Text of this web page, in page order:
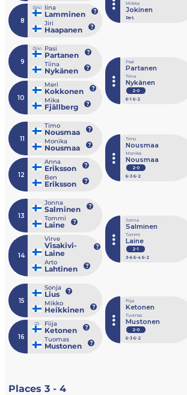
8
(3/4) Iina
Lamminen
Jiri
Haapanen
9
(3/4) Pasi
Partanen
Tiina
Nykänen
10
Meri
Kokkonen
Mika
Fjällberg
11
Timo
Nousmaa
Monika
Nousmaa
12
Anna
Eriksson
Ben
Eriksson
13
Jonna
Salminen
Tommi
Laine
14
Virve
Visakivi-
Laine
Arto
Lahtinen
15
Sonja
Lius
Mikko
Heikkinen
16
(2) Fiija
Ketonen
Tuomas
Mustonen
Miikka
Jokinen
Ret.
Pasi
Partanen
Tiina
Nykänen
2-0
6-1 6-2
Timo
Nousmaa
Monika
Nousmaa
2-0
6-36-2
Jonna
Salminen
Tommi
Laine
2-1
3-66-46-2
Fiija
Ketonen
Tuomas
Mustonen
2-0
6-36-2
Places 3 - 4